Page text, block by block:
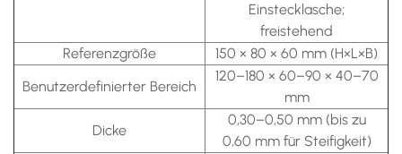
Einstecklasche;
freistehend
Referenzgröße
150 × 80 × 60 mm (H×L×B)
Benutzerdefinierter Bereich
120–180 × 60–90 × 40–70
mm
Dicke
0,30–0,50 mm (bis zu
0,60 mm für Steifigkeit)